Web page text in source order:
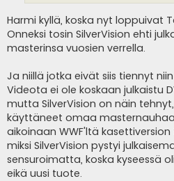
Harmi kyllä, koska nyt loppuivat
Onneksi tosin SilverVision ehti
masterinsa vuosien verrella.
Ja niillä jotka eivät siis tiennyt
Videota ei ole koskaan julkaistu
mutta SilverVision on näin
käyttäneet omaa
aikoinaan WWF'ltä
miksi SilverVision pystyi
sensuroimatta, koska kyseessä
eikä uusi tuote.